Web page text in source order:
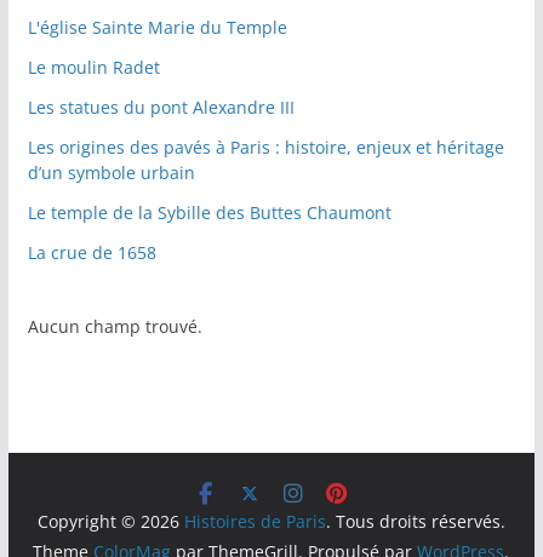
L'église Sainte Marie du Temple
Le moulin Radet
Les statues du pont Alexandre III
Les origines des pavés à Paris : histoire, enjeux et héritage
d’un symbole urbain
Le temple de la Sybille des Buttes Chaumont
La crue de 1658
Aucun champ trouvé.
Copyright © 2026 Histoires de Paris. Tous droits réservés.
Theme ColorMag par ThemeGrill. Propulsé parWordPress.